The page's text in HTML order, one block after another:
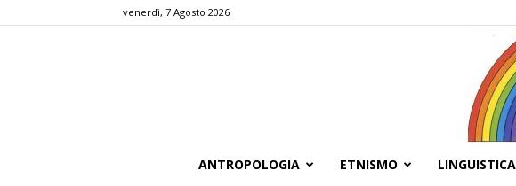
venerdì, 7 Agosto 2026
ANTROPOLOGIA ETNISMO LINGUISTICA